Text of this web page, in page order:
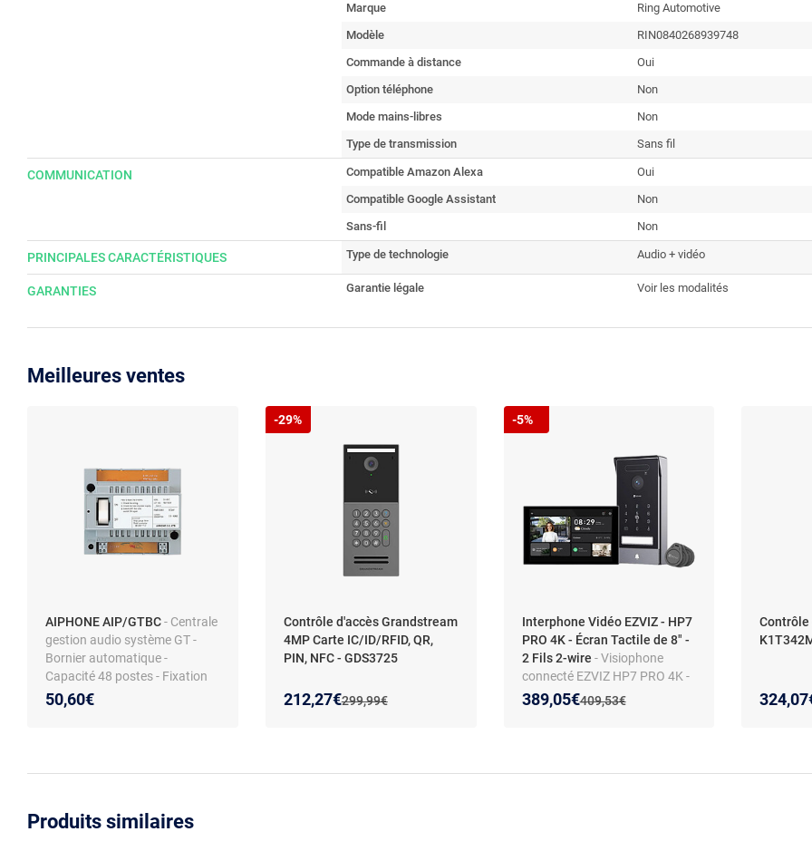
Marque
Ring Automotive
Modèle
RIN0840268939748
Commande à distance
Oui
Option téléphone
Non
Mode mains-libres
Non
Type de transmission
Sans fil
COMMUNICATION Compatible Amazon Alexa
Oui
Compatible Google Assistant
Non
Sans-fil
Non
PRINCIPALES CARACTÉRISTIQUES Type de technologie Audio + vidéo
GARANTIES Garantie légale Voir les modalités
Meilleures ventes
AIPHONE AIP/GTBC- Centrale
gestion audio système GT -
Bornier automatique -
Capacité 48 postes - Fixation
rail DIN
50,60€
Contrôle d'accès Grandstream
4MP Carte IC/ID/RFID, QR,
PIN, NFC - GDS3725
Ancien prix :
299,99€
Nouveau prix :
212,27€
Réduction de :
-29%
Interphone Vidéo EZVIZ - HP7
PRO 4K - Écran Tactile de 8" -
2 Fils 2-wire - Visiophone
connecté EZVIZ HP7 PRO 4K -
écran tactile 7" - contrôle à
distance - détection de
Ancien prix :
409,53€
Nouveau prix :
389,05€
Réduction de :
-5%
Contrôle
Produits similaires